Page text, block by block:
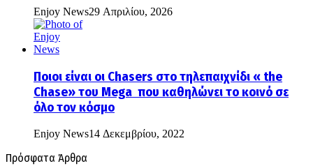
Enjoy News29 Απριλίου, 2026
Ποιοι είναι οι Chasers στο τηλεπαιχνίδι « the
Chase» του Mega που καθηλώνει το κοινό σε
όλο τον κόσμο
Enjoy News14 Δεκεμβρίου, 2022
Πρόσφατα Άρθρα